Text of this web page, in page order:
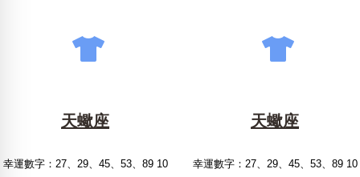
天蠍座
幸運數字：27、29、45、53、89 10
天蠍座
幸運數字：27、29、45、53、89 10